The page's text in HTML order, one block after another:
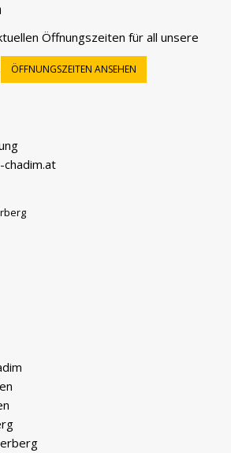
Öffnungszeiten für all unsere
ÖFFNUNGSZEITEN ANSEHEN
chadim.at
ANFRAGEN
für Seminare und Meetings öffnen.